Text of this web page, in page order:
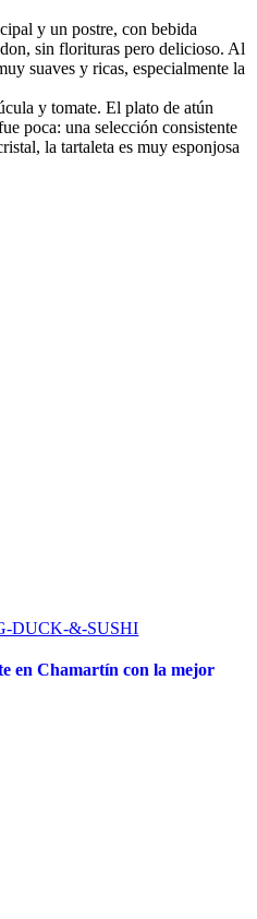
y un postre, con bebida
sin florituras pero delicioso. Al
suaves y ricas, especialmente la
y tomate. El plato de atún
poca: una selección consistente
la tartaleta es muy esponjosa
en Chamartín con la mejor